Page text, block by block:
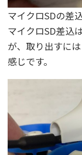
マイクロSDの差
マイクロSD差込
が、取り出すに
感じです。